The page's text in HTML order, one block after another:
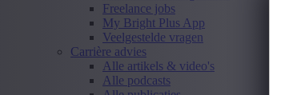
Freelance jobs
My Bright Plus App
Veelgestelde vragen
Carrière advies
Alle artikels & video's
Alle podcasts